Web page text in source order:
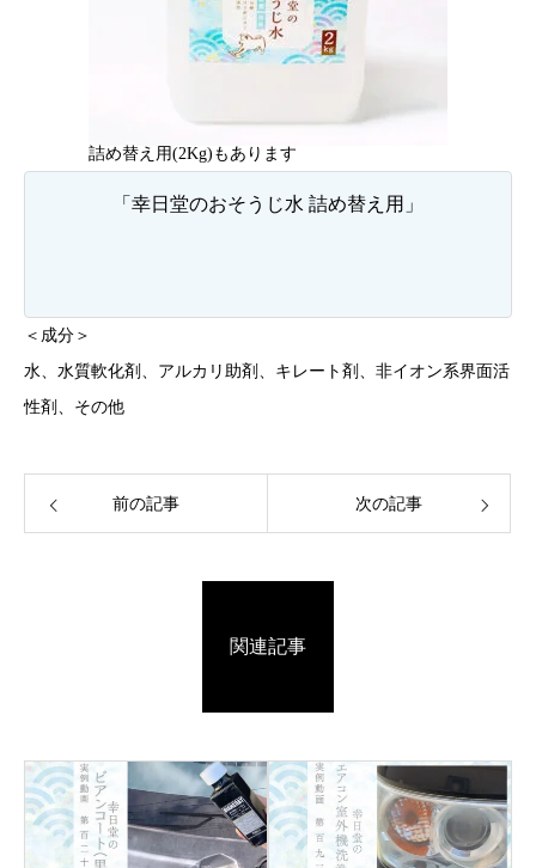
詰め替え用(2Kg)もあります
「幸日堂のおそうじ水 詰め替え用」
＜成分＞
水、水質軟化剤、アルカリ助剤、キレート剤、非イオン系界面活
性剤、その他
前の記事 次の記事
関連記事